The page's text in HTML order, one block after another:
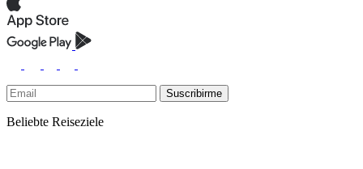
Suscribirme
Beliebte Reiseziele